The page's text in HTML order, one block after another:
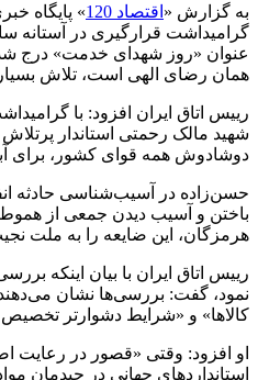
به گزارش « اقتصاد 120
گرامیداشت قرارگیری در آستانه
عنوان «روز شهدای خدمت» درج
همان رضای الهی است، تلاش
رییس اتاق ایران افزود: با
شهید مالک رحمتی استاندار
دوشادوش همه قوای کشور، برای
حسن‌زاده در آسیب‌شناسی حادثه
باختن و آسیب دیدن جمعی از
هرمزگان، این ضایعه را به ملت
رییس اتاق ایران با بیان اینکه
نمود، گفت: بررسی‌ها نشان
کالاها» و «شرایط دشوارتر
او افزود: وقتی «قصور در رعایت
استانداردهای جهانی در چیدمان